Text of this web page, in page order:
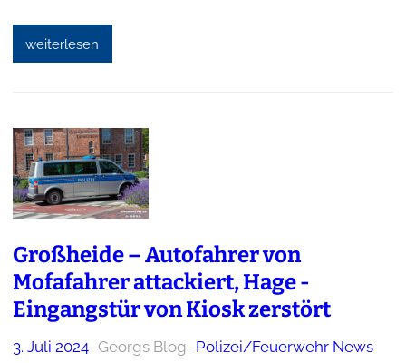
weiterlesen
Großheide – Autofahrer von
Mofafahrer attackiert, Hage -
Eingangstür von Kiosk zerstört
3. Juli 2024–Georgs Blog–Polizei/Feuerwehr News